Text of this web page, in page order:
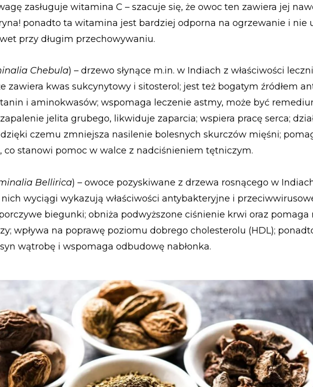
zasługuje witamina C – szacuje się, że owoc ten zawiera jej
ponadto ta witamina jest bardziej odporna na ogrzewanie i nie
przy długim przechowywaniu.
Chebula) – drzewo słynące m.in. w Indiach z właściwości
zawiera kwas sukcynytowy i sitosterol; jest też bogatym źródłem
i aminokwasów; wspomaga leczenie astmy, może być
jelita grubego, likwiduje zaparcia; wspiera pracę serca;
czemu zmniejsza nasilenie bolesnych skurczów mięśni;
co stanowi pomoc w walce z nadciśnieniem tętniczym.
Bellirica) – owoce pozyskiwane z drzewa rosnącego w
wyciągi wykazują właściwości antybakteryjne i
biegunki; obniża podwyższone ciśnienie krwi oraz pomaga
wpływa na poprawę poziomu dobrego cholesterolu (HDL);
wątrobę i wspomaga odbudowę nabłonka.